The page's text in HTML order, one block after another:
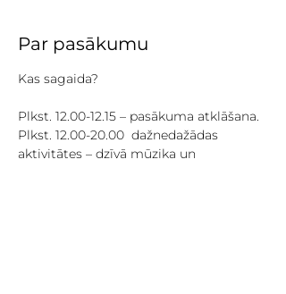
Par pasākumu
Kas sagaida?
Plkst. 12.00-12.15 – pasākuma atklāšana.
Plkst. 12.00-20.00  dažnedažādas
aktivitātes – dzīvā mūzika un